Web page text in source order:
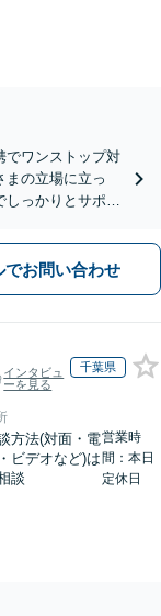
でワンストップ対
まの立場に立っ
しっかりとサポー
でお問い合わせ
インタビュ
ーを見る
千葉県
方法(対面・電
ビデオなど)は
談
営業時
間：本日
定休日